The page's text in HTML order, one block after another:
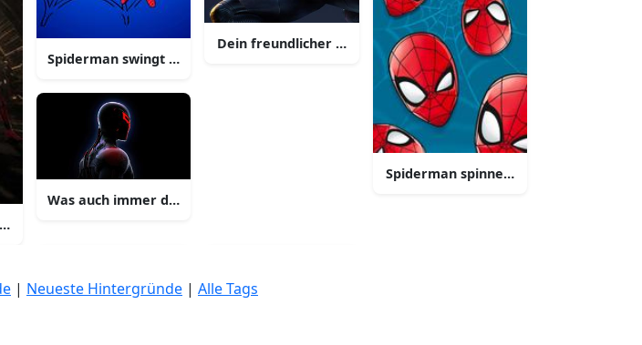
erstaunlichen wallpaper
rettet die stadt vor gefahr
Spiderman swingt in die handlung
Was auch immer das leben werft nicht zurueck weichen spiderman
Dein freundlicher nachbarschafts spiderman
Spiderman spinnent in der nacht
| Neueste Hintergründe | Alle Tags